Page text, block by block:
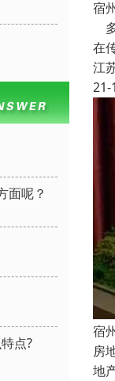
面呢？
点?
宿
在
江
21-
宿
房
地